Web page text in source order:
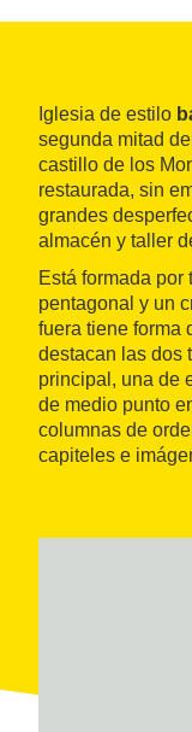
Iglesia de estilo
segunda mitad
castillo de los
restaurada, sin
grandes
almacén y taller
Está formada
pentagonal y un
fuera tiene forma
destacan las dos
principal, una de
de medio punto
columnas de
capiteles e